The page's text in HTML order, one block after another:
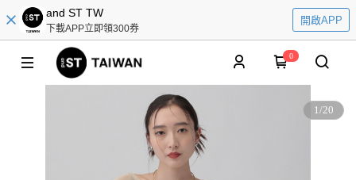
and ST TW
下載APP立即領300券
開啟APP
0
1/20